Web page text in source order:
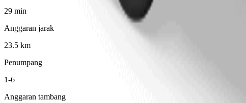
29 min
Anggaran jarak
23.5 km
Penumpang
1-6
Anggaran tambang